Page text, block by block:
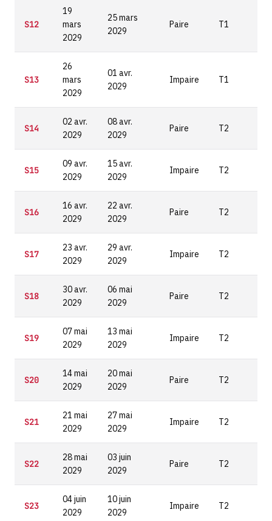
S12
19
mars
2029
25 mars
2029
Paire T1
S13
26
mars
2029
01 avr.
2029
Impaire T1
S14
02 avr.
2029
08 avr.
2029
Paire T2
S15
09 avr.
2029
15 avr.
2029
Impaire T2
S16
16 avr.
2029
22 avr.
2029
Paire T2
S17
23 avr.
2029
29 avr.
2029
Impaire T2
S18
30 avr.
2029
06 mai
2029
Paire T2
S19
07 mai
2029
13 mai
2029
Impaire T2
S20
14 mai
2029
20 mai
2029
Paire T2
S21
21 mai
2029
27 mai
2029
Impaire T2
S22
28 mai
2029
03 juin
2029
Paire T2
S23
04 juin
2029
10 juin
2029
Impaire T2